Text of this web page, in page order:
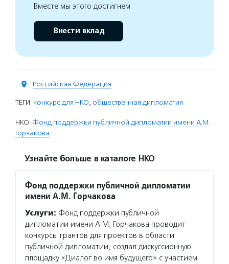
Вместе мы этого достигнем
Внести вклад
Российская Федерация
ТЕГИ: конкурс для НКО, общественная дипломатия
НКО: Фонд поддержки публичной дипломатии имени А.М.
Горчакова
Узнайте больше в каталоге НКО
Фонд поддержки публичной дипломатии
имени А.М. Горчакова
Услуги: Фонд поддержки публичной
дипломатии имени А.М. Горчакова проводит
конкурсы грантов для проектов в области
публичной дипломатии, создал дискуссионную
площадку «Диалог во имя будущего» с участием